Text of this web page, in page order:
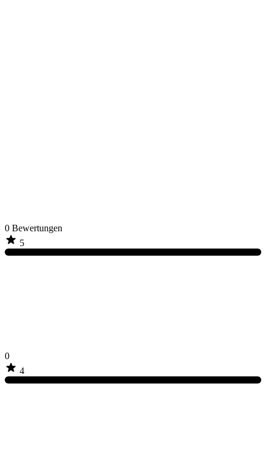
0 Bewertungen
5
0
4